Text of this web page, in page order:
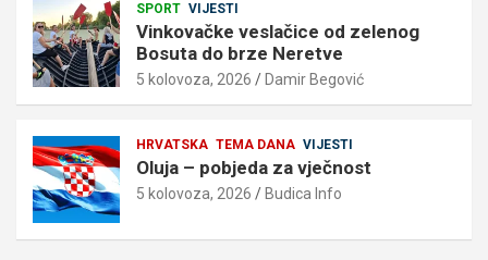
SPORT VIJESTI
Vinkovačke veslačice od zelenog
Bosuta do brze Neretve
5 kolovoza, 2026 Damir Begović
HRVATSKA TEMA DANA VIJESTI
Oluja – pobjeda za vječnost
5 kolovoza, 2026 Budica Info